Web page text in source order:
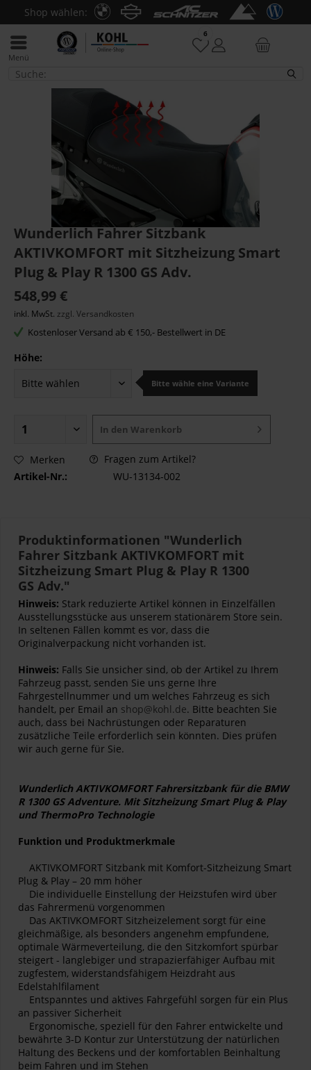
Shop wählen:
6
Menü
R 1300 GS
Wunderlich Fahrer Sitzbank
AKTIVKOMFORT mit Sitzheizung Smart
Plug & Play R 1300 GS Adv.
548,99 €
inkl. MwSt. zzgl. Versandkosten
Kostenloser Versand ab € 150,- Bestellwert in DE
Höhe:
Bitte wähle eine Variante
In den Warenkorb
Merken
Fragen zum Artikel?
Artikel-Nr.:
WU-13134-002
Produktinformationen "Wunderlich
Fahrer Sitzbank AKTIVKOMFORT mit
Sitzheizung Smart Plug & Play R 1300
GS Adv."
Hinweis: Stark reduzierte Artikel können in Einzelfällen
Ausstellungsstücke aus unserem stationärem Store sein.
In seltenen Fällen kommt es vor, dass die
Originalverpackung nicht vorhanden ist.
Hinweis: Falls Sie unsicher sind, ob der Artikel zu Ihrem
Fahrzeug passt, senden Sie uns gerne Ihre
Fahrgestellnummer und um welches Fahrzeug es sich
handelt, per Email an shop@kohl.de. Bitte beachten Sie
auch, dass bei Nachrüstungen oder Reparaturen
zusätzliche Teile erforderlich sein könnten. Dies prüfen
wir auch gerne für Sie.
Wunderlich AKTIVKOMFORT Fahrersitzbank für die BMW
R 1300 GS Adventure. Mit Sitzheizung Smart Plug & Play
und ThermoPro Technologie
Funktion und Produktmerkmale
AKTIVKOMFORT Sitzbank mit Komfort-Sitzheizung Smart
Plug & Play – 20 mm höher
Die individuelle Einstellung der Heizstufen wird über
das Fahrermenü vorgenommen
Das AKTIVKOMFORT Sitzheizelement sorgt für eine
gleichmäßige, als besonders angenehm empfundene,
optimale Wärmeverteilung, die den Sitzkomfort spürbar
steigert - langlebiger und strapazierfähiger Aufbau mit
zugfestem, widerstandsfähigem Heizdraht aus
Edelstahlfilament
Entspanntes und aktives Fahrgefühl sorgen für ein Plus
an passiver Sicherheit
Ergonomische, speziell für den Fahrer entwickelte und
bewährte 3-D Kontur zur Unterstützung der natürlichen
Haltung des Beckens und der komfortablen Beinhaltung
beim Fahren und im Stehen